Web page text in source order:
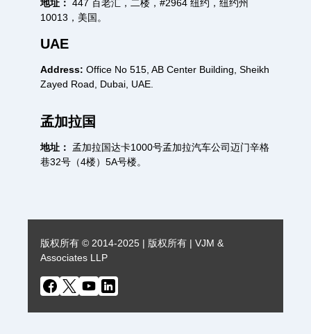
地址：447 百老汇，二楼，#2964 纽约，纽约州
10013，美国。
UAE
Address:Office No 515, AB Center Building, Sheikh
Zayed Road, Dubai, UAE.
孟加拉国
地址： 孟加拉国达卡1000号孟加拉汽车公司迈门辛格
巷32号（4楼）5A号楼。
版权所有 © 2014-2025 | 版权所有 | VJM &
Associates LLP